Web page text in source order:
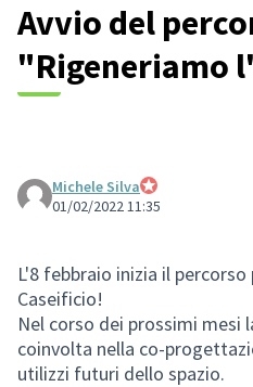
Avvio del
"Rigeneriamo
Michele Silva
Staff progetto
01/02/2022 11:35
L'8 febbraio inizia il
Caseificio!
Nel corso dei prossimi mesi
coinvolta nella co-
utilizzi futuri dello spazio.